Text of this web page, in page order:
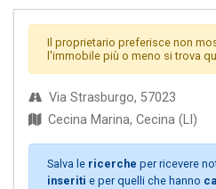
Il proprietario preferisce non
l'immobile più o meno si trova
Via Strasburgo, 57023
Cecina Marina, Cecina (LI)
Salva le ricerche per ricevere
inseriti e per quelli che hanno